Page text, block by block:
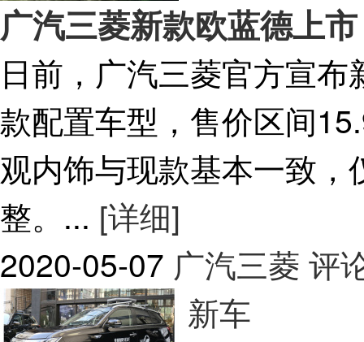
广汽三菱新款欧蓝德上
日前，广汽三菱官方宣
款配置车型，售价区间
观内饰与现款基本一致
整。... [详细]
2020-05-07 广汽三菱 评
新车